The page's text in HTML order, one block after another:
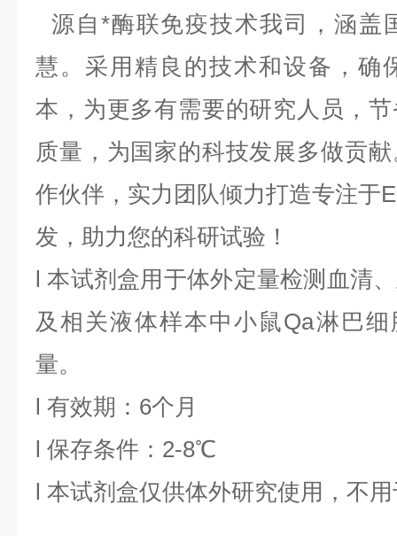
源自*酶联免疫技术我司，涵盖
慧。采用精良的技术和设备，确
本，为更多有需要的研究人员，
质量，为国家的科技发展多做贡
作伙伴，实力团队倾力打造专注于
发，助力您的科研试验！
l本试剂盒用于体外定量检测血清
及相关液体样本中小鼠Qa淋巴细
量。
l 有效期：6个月
l 保存条件： 2-8℃
l 本试剂盒仅供体外研究使用，不